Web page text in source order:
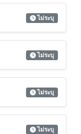
ไม่ระบุ
ไม่ระบุ
ไม่ระบุ
ไม่ระบุ